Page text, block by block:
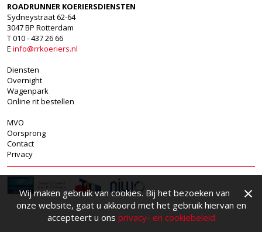
ROADRUNNER KOERIERSDIENSTEN
Sydneystraat 62-64
3047 BP Rotterdam
T 010 - 437 26 66
E info@rrkoeriers.nl
Diensten
Overnight
Wagenpark
Online rit bestellen
MVO
Oorsprong
Contact
Privacy
×
Wij maken gebruik van cookies. Bij het bezoeken van
onze website, gaat u akkoord met het gebruik hiervan en
accepteert u ons privacy- en cookiebeleid